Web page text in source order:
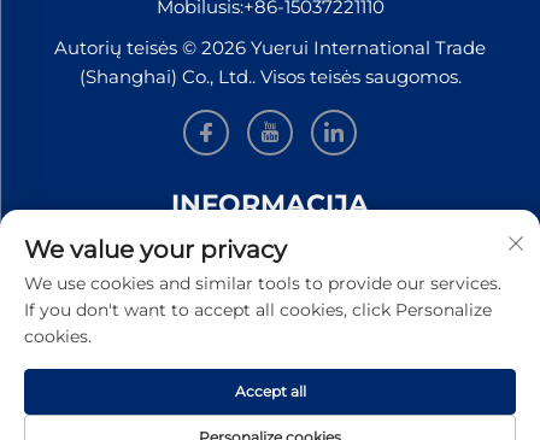
Mobilusis:+86-15037221110
Autorių teisės © 2026 Yuerui International Trade
(Shanghai) Co., Ltd.. Visos teisės saugomos.
INFORMACIJA
Užsiregistruokite, kad gautumėte mūsų savaitinį
naujienlaiškį
PATEIKTI
We value your privacy
We use cookies and similar tools to provide our services.
If you don't want to accept all cookies, click Personalize
cookies.
Accept all